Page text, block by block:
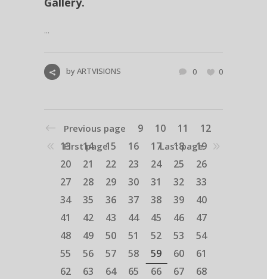
...
byARTVISIONS 0 0
First page
Previous page 9 10 11
12
13
14 15 16 17 18
19
20
21 22 23 24 25
26
27
28 29 30 31 32
33
34
35 36 37 38 39
40
41
42 43 44 45 46
47
48
49 50 51 52 53
54
55
56 57 58 59 60
61
62
63 64 65 66 67
68
Last page